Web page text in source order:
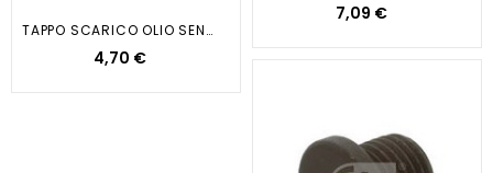
TAPPO SCARICO OLIO SENZA ANELLO...
4,70 €
7,09 €